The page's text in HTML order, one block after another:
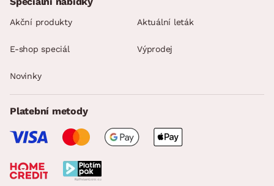
Akční produkty Aktuální leták
E-shop speciál Výprodej
Novinky
Platební metody